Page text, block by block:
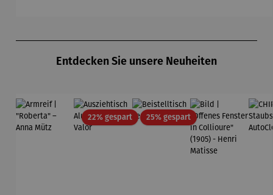
Entdecken Sie unsere Neuheiten
22% gespartRabatt25% gespartRabatt